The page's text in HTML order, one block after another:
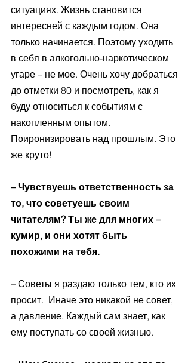
ситуациях. Жизнь становится
интересней с каждым годом. Она
только начинается. Поэтому уходить
в себя в алкогольно-наркотическом
угаре – не мое. Очень хочу добраться
до отметки 80 и посмотреть, как я
буду относиться к событиям с
накопленным опытом.
Поиронизировать над прошлым. Это
же круто!
– Чувствуешь ответственность за
то, что советуешь своим
читателям? Ты же для многих –
кумир, и они хотят быть
похожими на тебя.
– Советы я раздаю только тем, кто их
просит.  Иначе это никакой не совет,
а давление. Каждый сам знает, как
ему поступать со своей жизнью.